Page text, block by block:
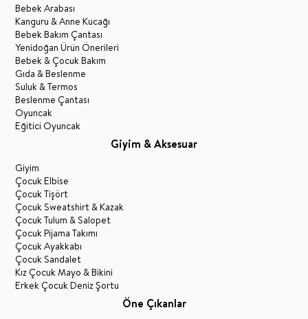
Bebek Arabası
Kanguru & Anne Kucağı
Bebek Bakım Çantası
Yenidoğan Ürün Önerileri
Bebek & Çocuk Bakım
Gıda & Beslenme
Suluk & Termos
Beslenme Çantası
Oyuncak
Eğitici Oyuncak
Giyim & Aksesuar
Giyim
Çocuk Elbise
Çocuk Tişört
Çocuk Sweatshirt & Kazak
Çocuk Tulum & Salopet
Çocuk Pijama Takımı
Çocuk Ayakkabı
Çocuk Sandalet
Kız Çocuk Mayo & Bikini
Erkek Çocuk Deniz Şortu
Öne Çıkanlar